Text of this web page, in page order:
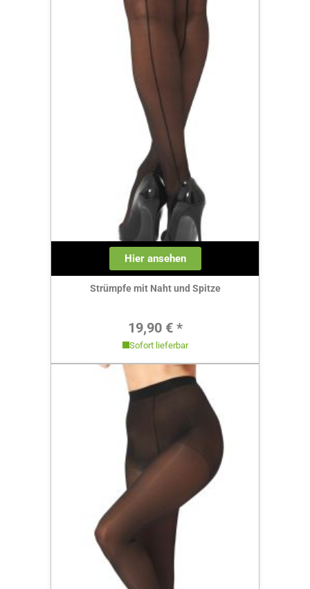
Hier ansehen
Strümpfe mit Naht und Spitze
Regulärer Preis:
19,90 € *
Sofort lieferbar